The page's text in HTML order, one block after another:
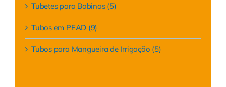
Tubetes para Bobinas (5)
Tubos em PEAD (9)
Tubos para Mangueira de Irrigação (5)